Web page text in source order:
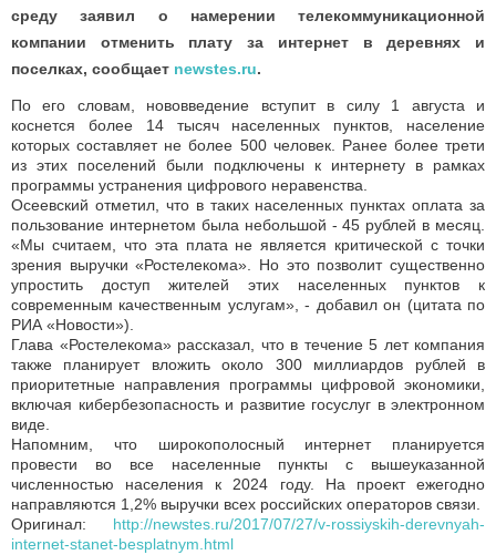
среду заявил о намерении телекоммуникационной
компании отменить плату за интернет в деревнях и
поселках, сообщает newstes.ru.
По его словам, нововведение вступит в силу 1 августа и
коснется более 14 тысяч населенных пунктов, население
которых составляет не более 500 человек. Ранее более трети
из этих поселений были подключены к интернету в рамках
программы устранения цифрового неравенства.
Осеевский отметил, что в таких населенных пунктах оплата за
пользование интернетом была небольшой - 45 рублей в месяц.
«Мы считаем, что эта плата не является критической с точки
зрения выручки «Ростелекома». Но это позволит существенно
упростить доступ жителей этих населенных пунктов к
современным качественным услугам», - добавил он (цитата по
РИА «Новости»).
Глава «Ростелекома» рассказал, что в течение 5 лет компания
также планирует вложить около 300 миллиардов рублей в
приоритетные направления программы цифровой экономики,
включая кибербезопасность и развитие госуслуг в электронном
виде.
Напомним, что широкополосный интернет планируется
провести во все населенные пункты с вышеуказанной
численностью населения к 2024 году. На проект ежегодно
направляются 1,2% выручки всех российских операторов связи.
Оригинал: http://newstes.ru/2017/07/27/v-rossiyskih-derevnyah-
internet-stanet-besplatnym.html